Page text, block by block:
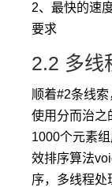
2、最快的速
要求
2.2 多线
顺着#2条线索
使用分而治之
1000个元素
效排序算法
序，多线程处